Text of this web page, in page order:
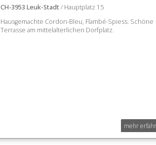
CH-3953 Leuk-Stadt/ Hauptplatz 15
Hausgemachte Cordon-Bleu, Flambé-Spiess. Schöne
Terrasse am mittelalterlichen Dorfplatz.
mehr